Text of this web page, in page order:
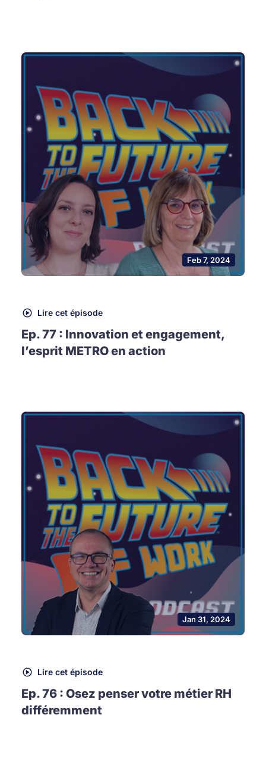
Feb 7, 2024
Lire cet épisode
Ep. 77 : Innovation et engagement,
l’esprit METRO en action
Jan 31, 2024
Lire cet épisode
Ep. 76 : Osez penser votre métier RH
différemment